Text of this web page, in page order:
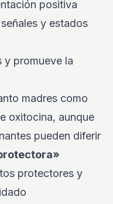
positiva
y estados
y promueve la
madres como
oxitocina, aunque
pueden diferir
protectores y